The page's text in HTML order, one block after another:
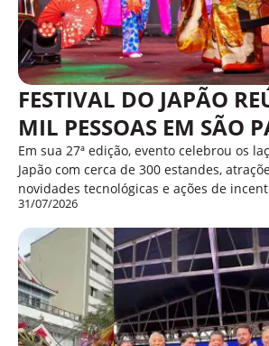
FESTIVAL DO JAPÃO
MIL PESSOAS EM SÃO
Em sua 27ª edição, evento celebrou os
Japão com cerca de 300 estandes,
novidades tecnológicas e ações de
31/07/2026